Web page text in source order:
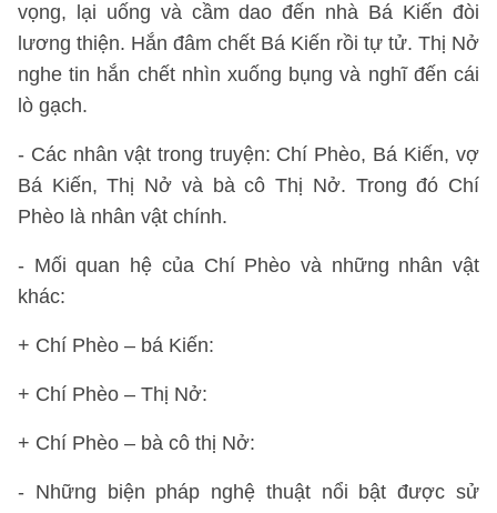
vọng, lại uống và cầm dao đến nhà Bá Kiến đòi
lương thiện. Hắn đâm chết Bá Kiến rồi tự tử. Thị Nở
nghe tin hắn chết nhìn xuống bụng và nghĩ đến cái
lò gạch.
- Các nhân vật trong truyện: Chí Phèo, Bá Kiến, vợ
Bá Kiến, Thị Nở và bà cô Thị Nở. Trong đó Chí
Phèo là nhân vật chính.
- Mối quan hệ của Chí Phèo và những nhân vật
khác:
+ Chí Phèo – bá Kiến:
+ Chí Phèo – Thị Nở:
+ Chí Phèo – bà cô thị Nở:
- Những biện pháp nghệ thuật nổi bật được sử